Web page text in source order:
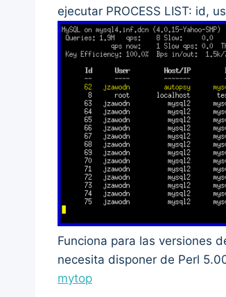
ejecutar PROCESS LIST: id,
Funciona para las versiones
necesita disponer de Perl
mytop